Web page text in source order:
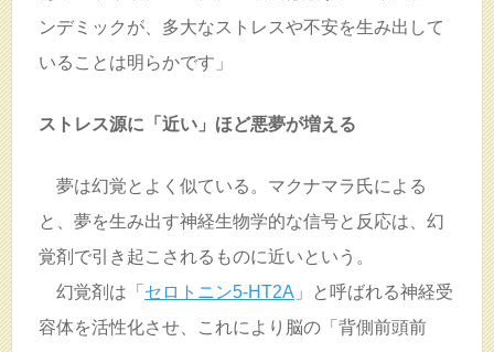
ンデミックが、多大なストレスや不安を生み出して
いることは明らかです」
ストレス源に「近い」ほど悪夢が増える
夢は幻覚とよく似ている。マクナマラ氏による
と、夢を生み出す神経生物学的な信号と反応は、幻
覚剤で引き起こされるものに近いという。
幻覚剤は「 セロトニン5-HT2A 」と呼ばれる神経受
容体を活性化させ、これにより脳の「背側前頭前